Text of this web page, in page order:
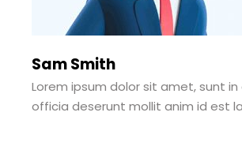
Sam Smith
Lorem ipsum dolor sit amet, sunt in
officia deserunt mollit anim id est